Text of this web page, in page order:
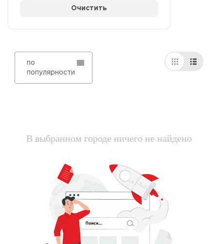
Очистить
по
популярности
В выбранном городе ничего не найдено